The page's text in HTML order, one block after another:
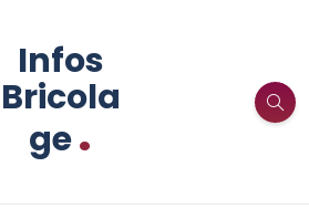
Infos
Bricola
ge.